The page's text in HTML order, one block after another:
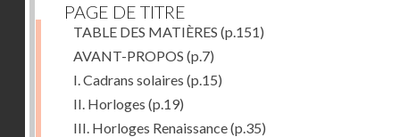
PAGE DE TITRE
TABLE DES MATIÈRES (p.151)
AVANT-PROPOS (p.7)
I. Cadrans solaires (p.15)
II. Horloges (p.19)
III. Horloges Renaissance(p.35)